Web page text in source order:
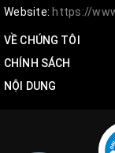
Website: https://
VỀ CHÚNG TÔI
CHÍNH SÁCH
NỘI DUNG